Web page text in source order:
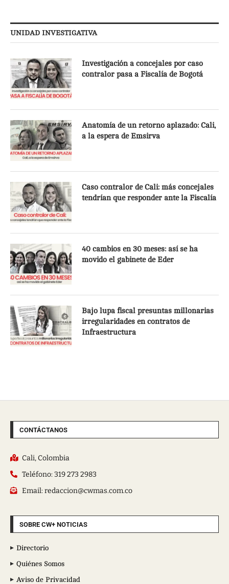
UNIDAD INVESTIGATIVA
Investigación a concejales por caso
contralor pasa a Fiscalía de Bogotá
Anatomía de un retorno aplazado: Cali,
a la espera de Emsirva
Caso contralor de Cali: más concejales
tendrían que responder ante la Fiscalía
40 cambios en 30 meses: así se ha
movido el gabinete de Eder
Bajo lupa fiscal presuntas millonarias
irregularidades en contratos de
Infraestructura
CONTÁCTANOS
Cali, Colombia
Teléfono: 319 273 2983
Email: redaccion@cwmas.com.co
SOBRE CW+ NOTICIAS
Directorio
Quiénes Somos
Aviso de Privacidad